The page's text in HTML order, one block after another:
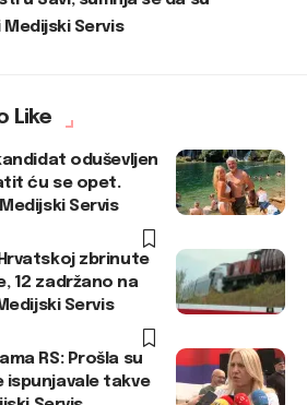
Medijski Servis
Like
oduševljen
ću se opet.
Servis
zbrinute
12 zadržano na
Servis
RS: Prošla su
ispunjavale takve